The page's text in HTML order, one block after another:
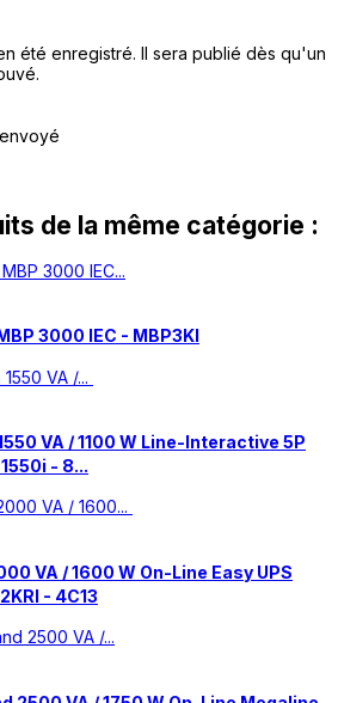
été enregistré. Il sera publié dès qu'un
de la même catégorie :
3000 IEC - MBP3KI
VA / 1100 W Line-Interactive 5P
- 8...
VA / 1600 W On-Line Easy UPS
- 4C13